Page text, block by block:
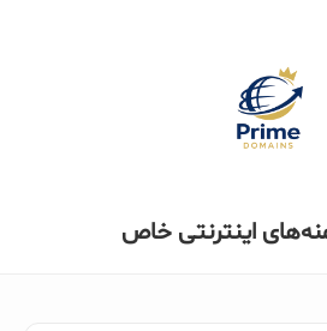
اینترنتی خاص